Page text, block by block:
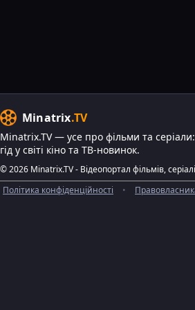
Minatrix.TV
Minatrix.TV — усе про фільми та
гід у світі кіно та ТВ-новинок.
© 2026 Minatrix.TV - Відеопортал фільмів,
Політика конфіденційності
•